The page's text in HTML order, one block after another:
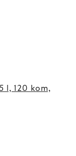
l, 120 kom,